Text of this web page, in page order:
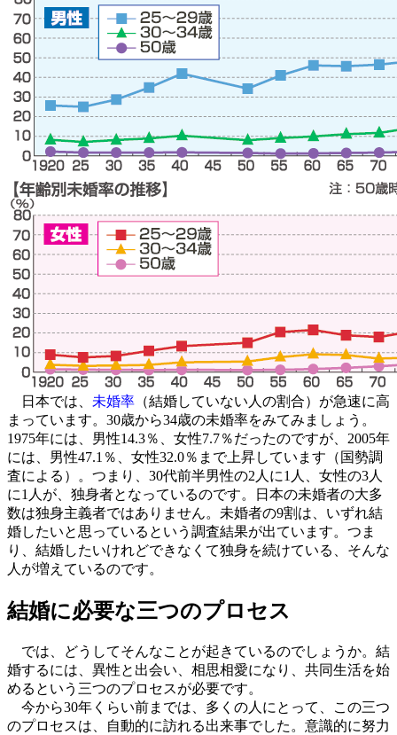
日本では、 未婚率 （結婚していない人の割合）が急速に高
まっています。30歳から34歳の未婚率をみてみましょう。
1975年には、男性14.3％、女性7.7％だったのですが、2005年
には、男性47.1％、女性32.0％まで上昇しています（国勢調
査による）。つまり、30代前半男性の2人に1人、女性の3人
に1人が、独身者となっているのです。日本の未婚者の大多
数は独身主義者ではありません。未婚者の9割は、いずれ結
婚したいと思っているという調査結果が出ています。つま
り、結婚したいけれどできなくて独身を続けている、そんな
人が増えているのです。
結婚に必要な三つのプロセス
では、どうしてそんなことが起きているのでしょうか。結
婚するには、異性と出会い、相思相愛になり、共同生活を始
めるという三つのプロセスが必要です。
今から30年くらい前までは、多くの人にとって、この三つ
のプロセスは、自動的に訪れる出来事でした。意識的に努力